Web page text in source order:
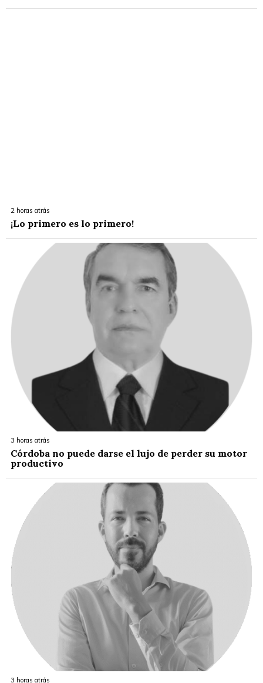
2 horas atrás
¡Lo primero es lo primero!
3 horas atrás
Córdoba no puede darse el lujo de perder su motor
productivo
3 horas atrás